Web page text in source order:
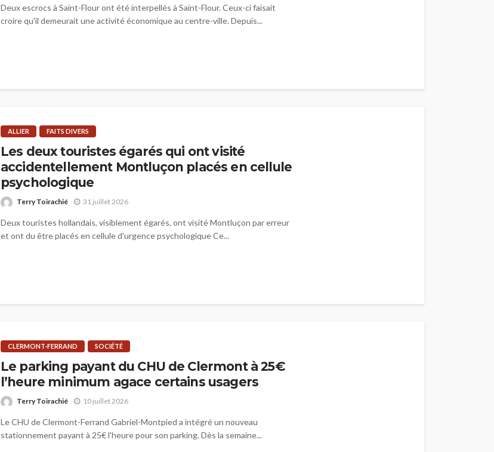
Deux escrocs à Saint-Flour ont été interpellés à Saint-Flour. Ceux-ci faisait
croire qu'il demeurait une activité économique au centre-ville. Depuis...
ALLIER FAITS DIVERS
Les deux touristes égarés qui ont visité
accidentellement Montluçon placés en cellule
psychologique
Terry Toirachié 31 juillet 2026
Deux touristes hollandais, visiblement égarés, ont visité Montluçon par erreur
et ont du être placés en cellule d'urgence psychologique Ce...
CLERMONT-FERRAND SOCIÉTÉ
Le parking payant du CHU de Clermont à 25€
l’heure minimum agace certains usagers
Terry Toirachié 10 juillet 2026
Le CHU de Clermont-Ferrand Gabriel-Montpied a intégré un nouveau
stationnement payant à 25€ l'heure pour son parking. Dès la semaine...